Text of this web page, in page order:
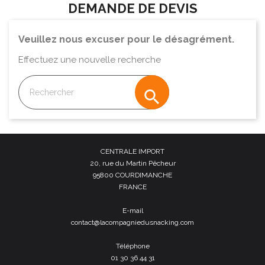
DEMANDE DE DEVIS
Veuillez nous excuser pour le désagrément.
Effectuez une nouvelle recherche

CENTRALE IMPORT
20, rue du Martin Pêcheur
95800 COURDIMANCHE
FRANCE
E-mail
contact@lacompagniedusnacking.com
Téléphone
01 30 36 44 31